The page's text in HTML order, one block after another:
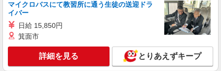
マイクロバスにて教習所に通う生徒の送迎ドラ
イバー
日給 15,850円
箕面市
詳細を見る とりあえずキープ